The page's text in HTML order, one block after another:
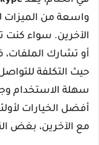
واسعة من الميزات
الآخرين. سواء كنت
حيث التكلفة
سهلة الاستخدام
أفضل الخيارات
مع الآخرين، بغض